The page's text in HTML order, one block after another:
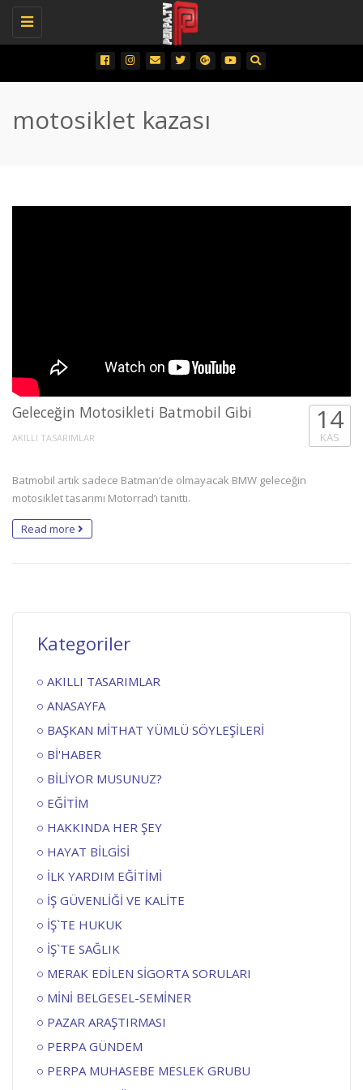
Toggle
motosiklet kazası
Geleceğin Motosikleti Batmobil Gibi
AKILLI TASARIMLAR
14
KAS
Batmobil artık sadece Batman’de olmayacak BMW geleceğin
motosiklet tasarımı Motorrad’ı tanıttı.
Read more
Kategoriler
AKILLI TASARIMLAR
ANASAYFA
BAŞKAN MİTHAT YÜMLÜ SÖYLEŞİLERİ
Bİ'HABER
BİLİYOR MUSUNUZ?
EĞİTİM
HAKKINDA HER ŞEY
HAYAT BİLGİSİ
İLK YARDIM EĞİTİMİ
İŞ GÜVENLİĞİ VE KALİTE
İŞ`TE HUKUK
İŞ`TE SAĞLIK
MERAK EDİLEN SİGORTA SORULARI
MİNİ BELGESEL-SEMİNER
PAZAR ARAŞTIRMASI
PERPA GÜNDEM
PERPA MUHASEBE MESLEK GRUBU